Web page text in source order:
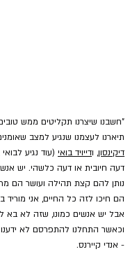
"חשבנו שיצרנו תקליטים ממש
תיארנו לעצמנו שנגיע למצב
דיקינסון, ודייויד בואי (עוד נגיע
דעה חיובית או דעה כלשהי. יש
נותן להם קצת תהילה ועושר הם
הם חיכו לזה כל החיים, אני מוריד
אבל יש אנשים כמונו, שזה לא בא
וכאשר התחלנו להתפרסם לא
- אנדי קיירנס.